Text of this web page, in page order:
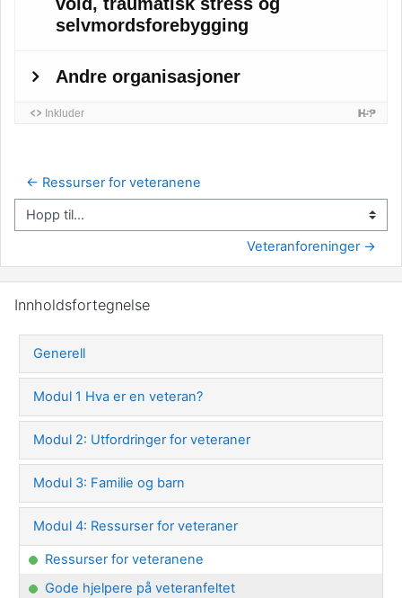
← Ressurser for veteranene
Hopp til...
Veteranforeninger →
Innholdsfortegnelse
Generell
Modul 1 Hva er en veteran?
Modul 2: Utfordringer for veteraner
Modul 3: Familie og barn
Modul 4: Ressurser for veteraner
Ressurser for veteranene
Gode hjelpere på veteranfeltet